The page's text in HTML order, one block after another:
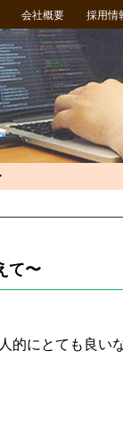
会社概要 採用情
て〜
にとても良い